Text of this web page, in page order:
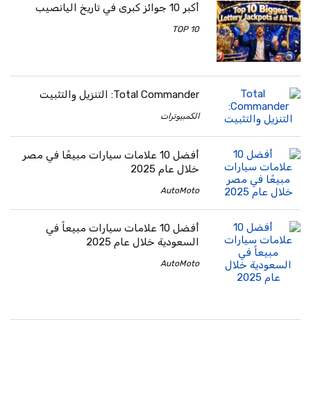
أكبر 10 جوائز كبرى في تاريخ اليانصيب
TOP 10
Total Commander: التنزيل والتثبيت
الكمبيوترات
أفضل 10 علامات سيارات مبيعًا في مصر
خلال عام 2025
AutoMoto
أفضل 10 علامات سيارات مبيعاً في
السعودية خلال عام 2025
AutoMoto